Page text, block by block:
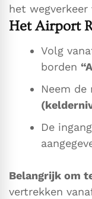
het
Het Airport
Volg
borden
Neem
De
Belangrijk om
vertrekken